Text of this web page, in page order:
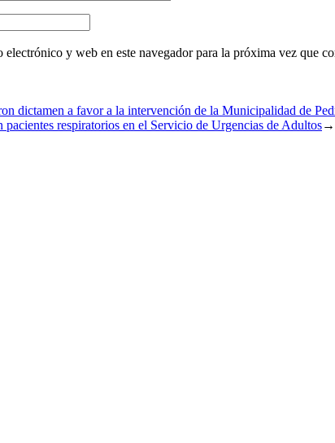
y web en este navegador para la próxima vez que
dictamen a favor a la intervención de la Municipalidad de
pacientes respiratorios en el Servicio de Urgencias de Adultos→